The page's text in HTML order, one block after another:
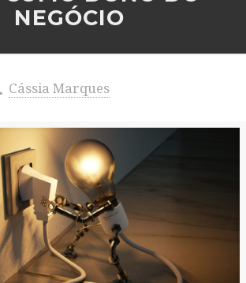
NEGÓCIO
Cássia Marques